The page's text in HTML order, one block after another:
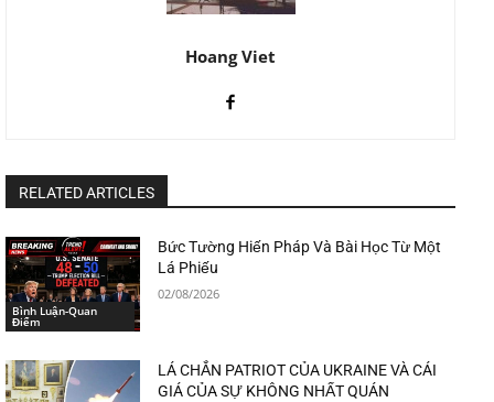
Hoang Viet
RELATED ARTICLES
Bình Luận-Quan
Điểm
Bức Tường Hiến Pháp Và Bài Học Từ Một
Lá Phiếu
02/08/2026
LÁ CHẮN PATRIOT CỦA UKRAINE VÀ CÁI
GIÁ CỦA SỰ KHÔNG NHẤT QUÁN